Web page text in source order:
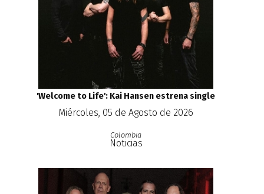
'Welcome to Life': Kai Hansen estrena single
Miércoles, 05 de Agosto de 2026
Colombia
Noticias